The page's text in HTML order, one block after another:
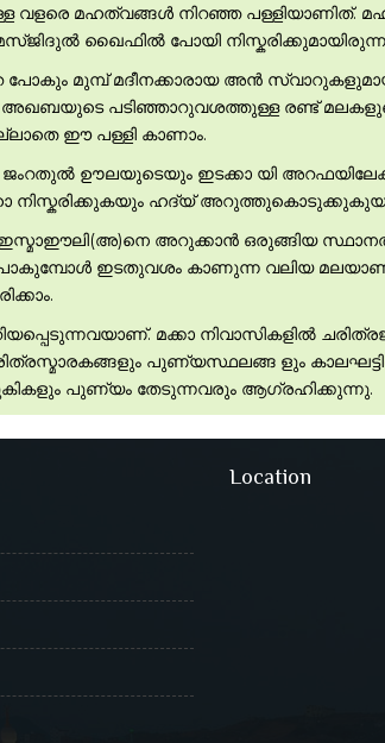
വളരെ മഹത്വങ്ങള്‍ നിറഞ്ഞ
ഖൈഫില്‍ പോയി
മുമ്പ് മദീനക്കാരായ അന്‍
അഖബയുടെ പടിഞ്ഞാറുവശത്തുള്ള രണ്ട്
ഈ പള്ളി കാണാം.
ഊലയുടെയും ഇടക്കാ യി
നിസ്കരിക്കുകയും ഹദ്യ്
അറുക്കാന്‍ ഒരുങ്ങിയ
പോകുമ്പോള്‍ ഇടതുവശം കാണുന്ന വലിയ
മക്കാ നിവാസികളില്‍
പുണ്യസ്ഥലങ്ങ ളും
പുണ്യം തേടുന്നവരും ആഗ്രഹിക്കുന്നു.
Location